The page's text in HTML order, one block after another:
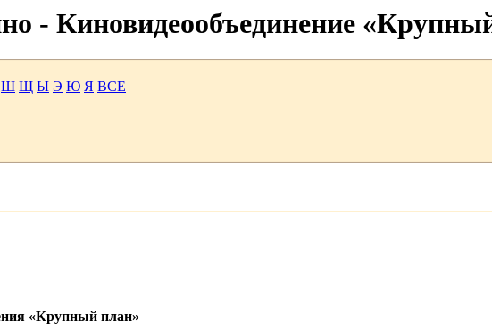
- Киновидеообъединение
Ш Щ Ы Э Ю Я ВСЕ
«Крупный план»